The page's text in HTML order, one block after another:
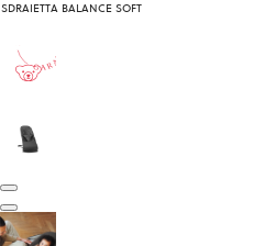
SDRAIETTA BALANCE SOFT
GARANZIA